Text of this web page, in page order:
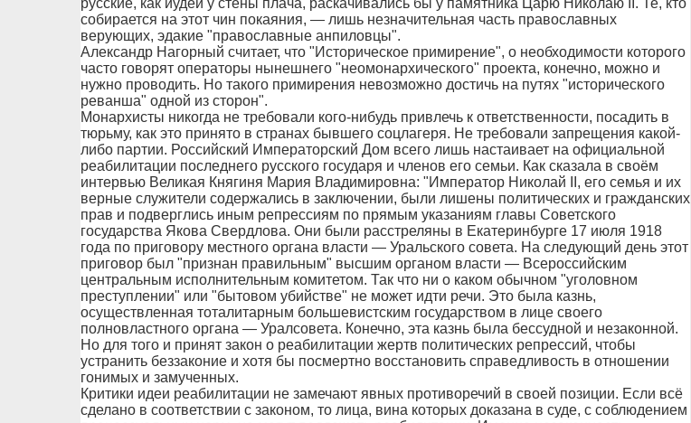
русские, как иудеи у стены плача, раскачивались бы у памятника Царю Николаю II. Те, кто
собирается на этот чин покаяния, — лишь незначительная часть православных
верующих, эдакие "православные анпиловцы".
Александр Нагорный считает, что "Историческое примирение", о необходимости которого
часто говорят операторы нынешнего "неомонархического" проекта, конечно, можно и
нужно проводить. Но такого примирения невозможно достичь на путях "исторического
реванша" одной из сторон".
Монархисты никогда не требовали кого-нибудь привлечь к ответственности, посадить в
тюрьму, как это принято в странах бывшего соцлагеря. Не требовали запрещения какой-
либо партии. Российский Императорский Дом всего лишь настаивает на официальной
реабилитации последнего русского государя и членов его семьи. Как сказала в своём
интервью Великая Княгиня Мария Владимировна: "Император Николай II, его семья и их
верные служители содержались в заключении, были лишены политических и гражданских
прав и подверглись иным репрессиям по прямым указаниям главы Советского
государства Якова Свердлова. Они были расстреляны в Екатеринбурге 17 июля 1918
года по приговору местного органа власти — Уральского совета. На следующий день этот
приговор был "признан правильным" высшим органом власти — Всероссийским
центральным исполнительным комитетом. Так что ни о каком обычном "уголовном
преступлении" или "бытовом убийстве" не может идти речи. Это была казнь,
осуществленная тоталитарным большевистским государством в лице своего
полновластного органа — Уралсовета. Конечно, эта казнь была бессудной и незаконной.
Но для того и принят закон о реабилитации жертв политических репрессий, чтобы
устранить беззаконие и хотя бы посмертно восстановить справедливость в отношении
гонимых и замученных.
Критики идеи реабилитации не замечают явных противоречий в своей позиции. Если всё
сделано в соответствии с законом, то лица, вина которых доказана в суде, с соблюдением